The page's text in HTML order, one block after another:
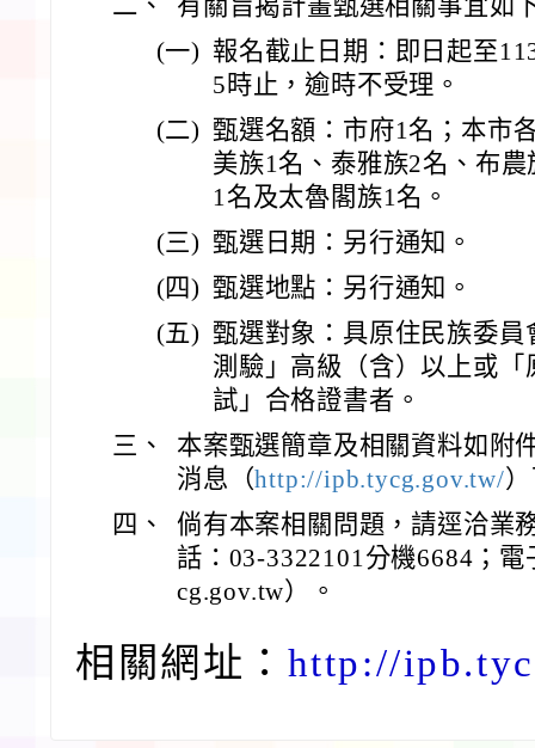
二、
有關旨揭計畫甄選相關事宜如
(一) 報名截止日期：即日起至
5時止，逾時不受理。
(二) 甄選名額：市府1名；本市
美族1名、泰雅族2名、布
1名及太魯閣族1名。
(三) 甄選日期：另行通知。
(四) 甄選地點：另行通知。
(五) 甄選對象：具原住民族委
測驗」高級（含）以上或
試」合格證書者。
三、
本案甄選簡章及相關資料如附
消息（http://ipb.tycg.gov.tw/
四、
倘有本案相關問題，請逕洽業
話：03-3322101分機6684；
cg.gov.tw）。
相關網址： http://